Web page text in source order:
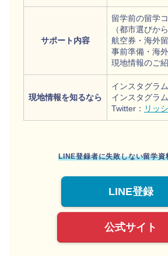
サポート内容
留学前の留学
（都市選びか
航空券・海外
事前準備・海
現地情報のご
現地情報を知るなら
インスタグラム
インスタグラム
Twitter： リッ
LINE登録者に失敗しない留学資
LINE登録
公式サイト